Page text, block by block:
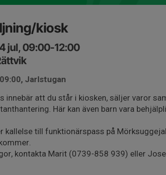
kiosk
jul, 09:00-12:00
Jarlstugan
innebär att du står i kiosken, säljer varor
Här kan även barn vara
kallelse till funktionärspass på
kontakta Marit (0739-858 939) eller